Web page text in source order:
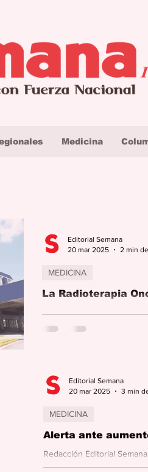
Medicina
La Radioterapia
Por: Dr. Roberto Santiago,
ramas principales de la...
MEDICINA
Editorial Semana
20 mar 2025
2 min
Alerta ante
Redacción Editorial
de la Universidad de
MEDICINA
Editorial Semana
20 mar 2025
3 min